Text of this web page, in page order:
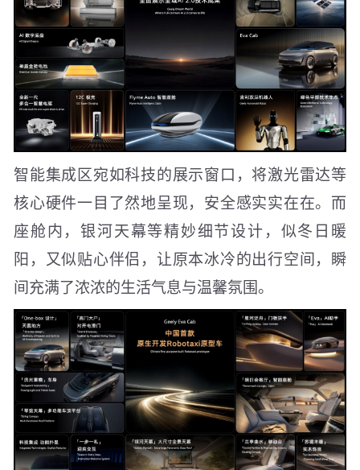
智能集成区宛如科技的展示窗口，将激光雷达等
核心硬件一目了然地呈现，安全感实实在在。而
座舱内，银河天幕等精妙细节设计，似冬日暖
阳，又似贴心伴侣，让原本冰冷的出行空间，瞬
间充满了浓浓的生活气息与温馨氛围。